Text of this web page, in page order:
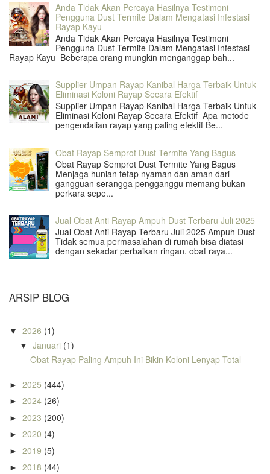
Anda Tidak Akan Percaya Hasilnya Testimoni
Pengguna Dust Termite Dalam Mengatasi Infestasi
Rayap Kayu
Anda Tidak Akan Percaya Hasilnya Testimoni
Pengguna Dust Termite Dalam Mengatasi Infestasi
Rayap Kayu Beberapa orang mungkin menganggap bah...
Supplier Umpan Rayap Kanibal Harga Terbaik Untuk
Eliminasi Koloni Rayap Secara Efektif
Supplier Umpan Rayap Kanibal Harga Terbaik Untuk
Eliminasi Koloni Rayap Secara Efektif Apa metode
pengendalian rayap yang paling efektif Be...
Obat Rayap Semprot Dust Termite Yang Bagus
Obat Rayap Semprot Dust Termite Yang Bagus
Menjaga hunian tetap nyaman dan aman dari
gangguan serangga pengganggu memang bukan
perkara sepe...
Jual Obat Anti Rayap Ampuh Dust Terbaru Juli 2025
Jual Obat Anti Rayap Terbaru Juli 2025 Ampuh Dust
Tidak semua permasalahan di rumah bisa diatasi
dengan sekadar perbaikan ringan. obat raya...
ARSIP BLOG
▼ 2026 (1)
▼ Januari (1)
Obat Rayap Paling Ampuh Ini Bikin Koloni Lenyap Total
► 2025 (444)
► 2024 (26)
► 2023 (200)
► 2020 (4)
► 2019 (5)
► 2018 (44)